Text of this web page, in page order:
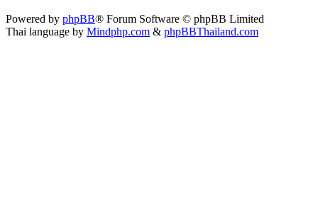
Powered by phpBB® Forum Software © phpBB Limited
Thai language by Mindphp.com & phpBBThailand.com